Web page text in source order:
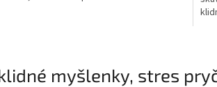
myšlenky, stres